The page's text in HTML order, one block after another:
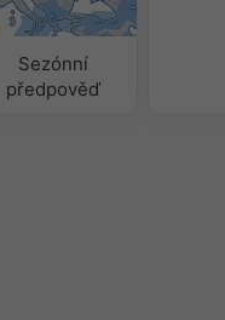
Sezónní
předpověď